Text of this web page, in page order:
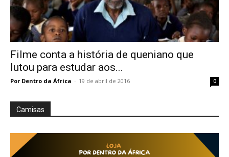
Filme conta a história de queniano que
lutou para estudar aos...
Por Dentro da África - 19 de abril de 2016 0
Camisas